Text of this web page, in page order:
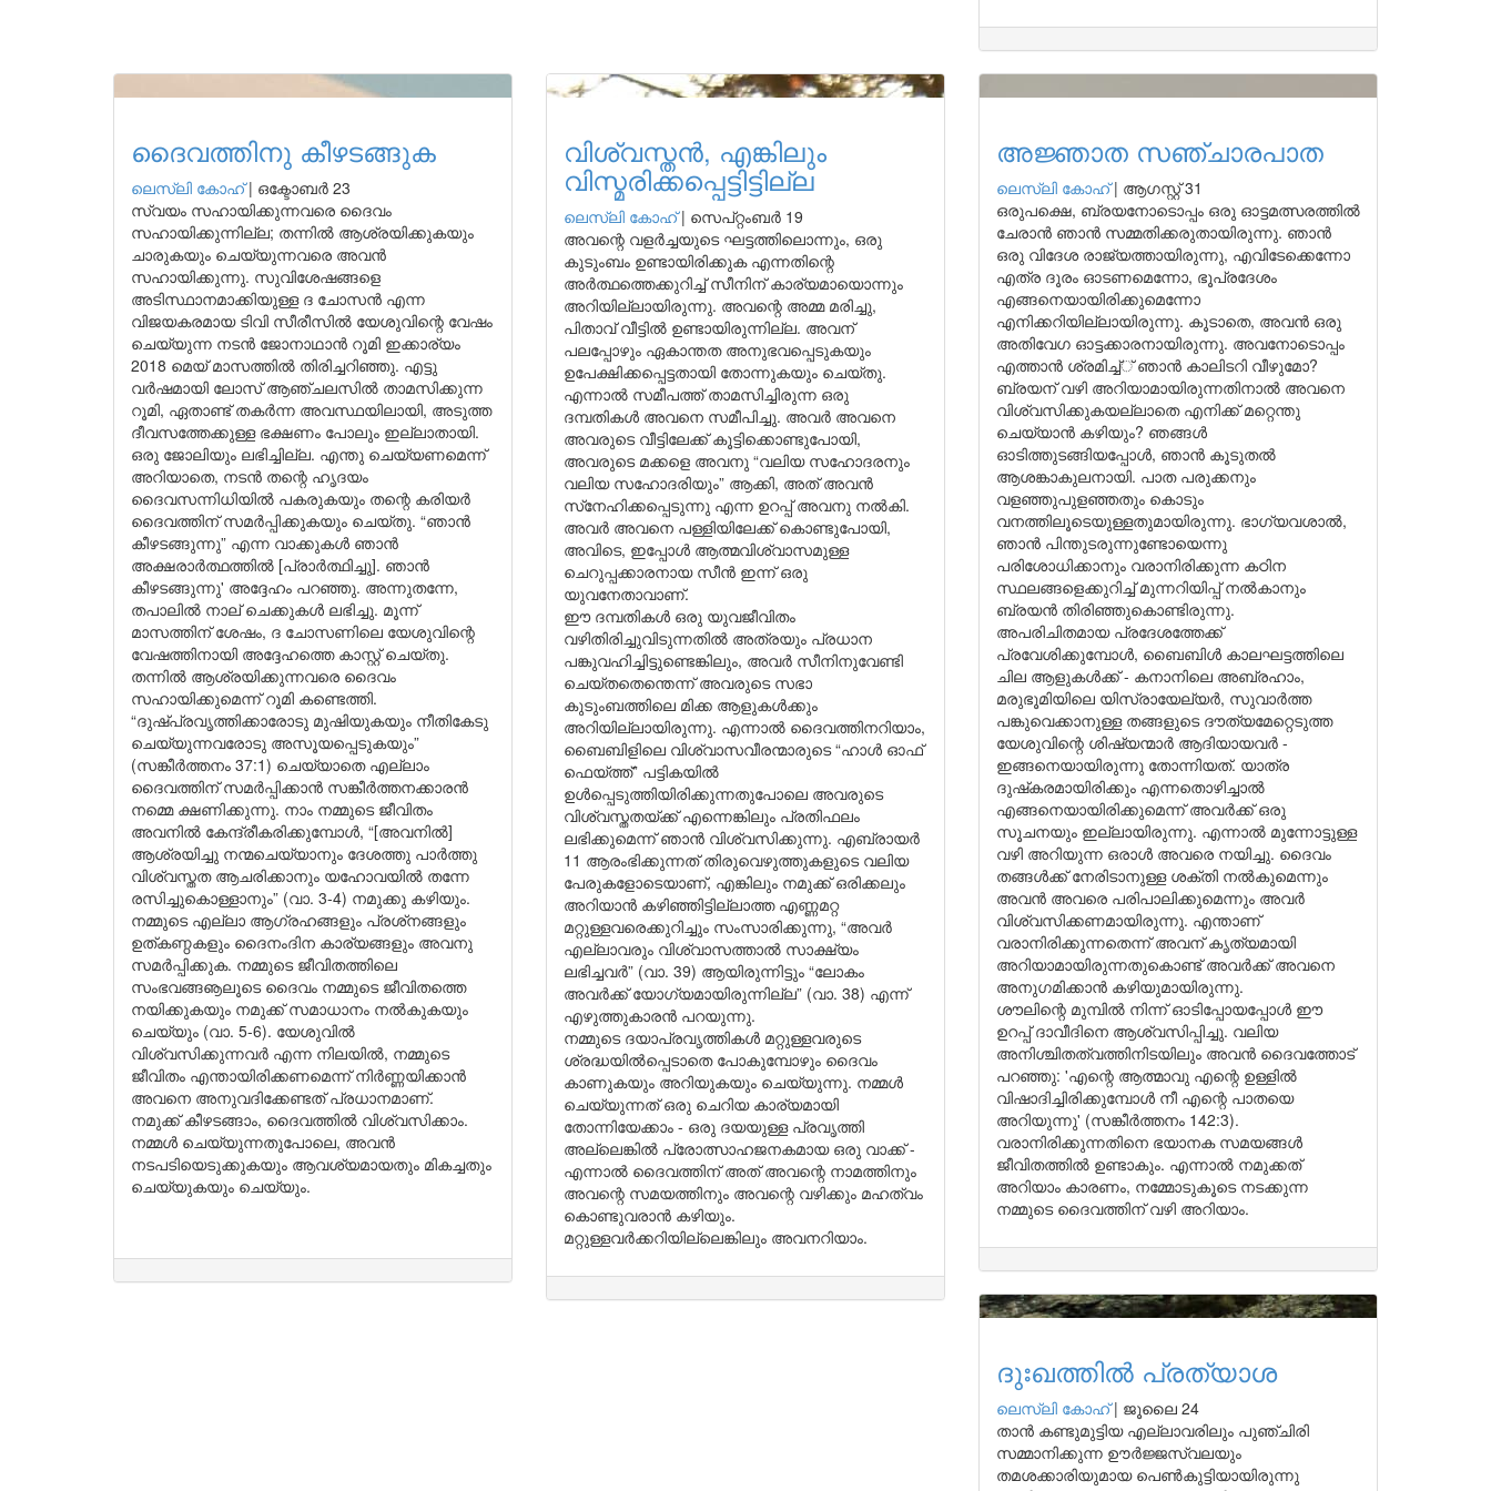
ദൈവത്തിനു കീഴടങ്ങുക
ലെസ്ലി കോഹ്| ഒക്ടോബർ 23
സ്വയം സഹായിക്കുന്നവരെ ദൈവം
സഹായിക്കുന്നില്ല; തന്നിൽ ആശ്രയിക്കുകയും
ചാരുകയും ചെയ്യുന്നവരെ അവൻ
സഹായിക്കുന്നു. സുവിശേഷങ്ങളെ
അടിസ്ഥാനമാക്കിയുള്ള ദ ചോസൻ എന്ന
വിജയകരമായ ടിവി സീരീസിൽ യേശുവിന്റെ വേഷം
ചെയ്യുന്ന നടൻ ജോനാഥാൻ റൂമി ഇക്കാര്യം
2018 മെയ് മാസത്തിൽ തിരിച്ചറിഞ്ഞു. എട്ടു
വർഷമായി ലോസ് ആഞ്ചലസിൽ താമസിക്കുന്ന
റൂമി, ഏതാണ്ട് തകർന്ന അവസ്ഥയിലായി, അടുത്ത
ദീവസത്തേക്കുള്ള ഭക്ഷണം പോലും ഇല്ലാതായി.
ഒരു ജോലിയും ലഭിച്ചില്ല. എന്തു ചെയ്യണമെന്ന്
അറിയാതെ, നടൻ തന്റെ ഹൃദയം
ദൈവസന്നിധിയിൽ പകരുകയും തന്റെ കരിയർ
ദൈവത്തിന് സമർപ്പിക്കുകയും ചെയ്തു. “ഞാൻ
കീഴടങ്ങുന്നു” എന്ന വാക്കുകൾ ഞാൻ
അക്ഷരാർത്ഥത്തിൽ [പ്രാർത്ഥിച്ചു]. ഞാൻ
കീഴടങ്ങുന്നു' അദ്ദേഹം പറഞ്ഞു. അന്നുതന്നേ,
തപാലിൽ നാല് ചെക്കുകൾ ലഭിച്ചു. മൂന്ന്
മാസത്തിന് ശേഷം, ദ ചോസണിലെ യേശുവിന്റെ
വേഷത്തിനായി അദ്ദേഹത്തെ കാസ്റ്റ് ചെയ്തു.
തന്നിൽ ആശ്രയിക്കുന്നവരെ ദൈവം
സഹായിക്കുമെന്ന് റൂമി കണ്ടെത്തി.
“ദുഷ്പ്രവൃത്തിക്കാരോടു മുഷിയുകയും നീതികേടു
ചെയ്യുന്നവരോടു അസൂയപ്പെടുകയും”
(സങ്കീർത്തനം 37:1) ചെയ്യാതെ എല്ലാം
ദൈവത്തിന് സമർപ്പിക്കാൻ സങ്കീർത്തനക്കാരൻ
നമ്മെ ക്ഷണിക്കുന്നു. നാം നമ്മുടെ ജീവിതം
അവനിൽ കേന്ദ്രീകരിക്കുമ്പോൾ, “[അവനിൽ]
ആശ്രയിച്ചു നന്മചെയ്യാനും ദേശത്തു പാർത്തു
വിശ്വസ്തത ആചരിക്കാനും യഹോവയിൽ തന്നേ
രസിച്ചുകൊള്ളാനും” (വാ. 3-4) നമുക്കു കഴിയും.
നമ്മുടെ എല്ലാ ആഗ്രഹങ്ങളും പ്രശ്‌നങ്ങളും
ഉത്കണ്ഠകളും ദൈനംദിന കാര്യങ്ങളും അവനു
സമർപ്പിക്കുക. നമ്മുടെ ജീവിതത്തിലെ
സംഭവങ്ങൡലൂടെ ദൈവം നമ്മുടെ ജീവിതത്തെ
നയിക്കുകയും നമുക്ക് സമാധാനം നൽകുകയും
ചെയ്യും (വാ. 5-6). യേശുവിൽ
വിശ്വസിക്കുന്നവർ എന്ന നിലയിൽ, നമ്മുടെ
ജീവിതം എന്തായിരിക്കണമെന്ന് നിർണ്ണയിക്കാൻ
അവനെ അനുവദിക്കേണ്ടത് പ്രധാനമാണ്.
നമുക്ക് കീഴടങ്ങാം, ദൈവത്തിൽ വിശ്വസിക്കാം.
നമ്മൾ ചെയ്യുന്നതുപോലെ, അവൻ
നടപടിയെടുക്കുകയും ആവശ്യമായതും മികച്ചതും
ചെയ്യുകയും ചെയ്യും.
വിശ്വസ്തൻ, എങ്കിലും
വിസ്മരിക്കപ്പെട്ടിട്ടില്ല
ലെസ്ലി കോഹ്| സെപ്റ്റംബർ 19
അവന്റെ വളർച്ചയുടെ ഘട്ടത്തിലൊന്നും, ഒരു
കുടുംബം ഉണ്ടായിരിക്കുക എന്നതിന്റെ
അർത്ഥത്തെക്കുറിച്ച് സീനിന് കാര്യമായൊന്നും
അറിയില്ലായിരുന്നു. അവന്റെ അമ്മ മരിച്ചു,
പിതാവ് വീട്ടിൽ ഉണ്ടായിരുന്നില്ല. അവന്
പലപ്പോഴും ഏകാന്തത അനുഭവപ്പെടുകയും
ഉപേക്ഷിക്കപ്പെട്ടതായി തോന്നുകയും ചെയ്തു.
എന്നാൽ സമീപത്ത് താമസിച്ചിരുന്ന ഒരു
ദമ്പതികൾ അവനെ സമീപിച്ചു. അവർ അവനെ
അവരുടെ വീട്ടിലേക്ക് കൂട്ടിക്കൊണ്ടുപോയി,
അവരുടെ മക്കളെ അവനു “വലിയ സഹോദരനും
വലിയ സഹോദരിയും” ആക്കി, അത് അവൻ
സ്‌നേഹിക്കപ്പെടുന്നു എന്ന ഉറപ്പ് അവനു നൽകി.
അവർ അവനെ പള്ളിയിലേക്ക് കൊണ്ടുപോയി,
അവിടെ, ഇപ്പോൾ ആത്മവിശ്വാസമുള്ള
ചെറുപ്പക്കാരനായ സീൻ ഇന്ന് ഒരു
യുവനേതാവാണ്.
ഈ ദമ്പതികൾ ഒരു യുവജീവിതം
വഴിതിരിച്ചുവിടുന്നതിൽ അത്രയും പ്രധാന
പങ്കുവഹിച്ചിട്ടുണ്ടെങ്കിലും, അവർ സീനിനുവേണ്ടി
ചെയ്തതെന്തെന്ന് അവരുടെ സഭാ
കുടുംബത്തിലെ മിക്ക ആളുകൾക്കും
അറിയില്ലായിരുന്നു. എന്നാൽ ദൈവത്തിനറിയാം,
ബൈബിളിലെ വിശ്വാസവീരന്മാരുടെ “ഹാൾ ഓഫ്
ഫെയ്ത്ത്” പട്ടികയിൽ
ഉൾപ്പെടുത്തിയിരിക്കുന്നതുപോലെ അവരുടെ
വിശ്വസ്തതയ്ക്ക് എന്നെങ്കിലും പ്രതിഫലം
ലഭിക്കുമെന്ന് ഞാൻ വിശ്വസിക്കുന്നു. എബ്രായർ
11 ആരംഭിക്കുന്നത് തിരുവെഴുത്തുകളുടെ വലിയ
പേരുകളോടെയാണ്, എങ്കിലും നമുക്ക് ഒരിക്കലും
അറിയാൻ കഴിഞ്ഞിട്ടില്ലാത്ത എണ്ണമറ്റ
മറ്റുള്ളവരെക്കുറിച്ചും സംസാരിക്കുന്നു, “അവർ
എല്ലാവരും വിശ്വാസത്താൽ സാക്ഷ്യം
ലഭിച്ചവർ” (വാ. 39) ആയിരുന്നിട്ടും “ലോകം
അവർക്ക് യോഗ്യമായിരുന്നില്ല” (വാ. 38) എന്ന്
എഴുത്തുകാരൻ പറയുന്നു.
നമ്മുടെ ദയാപ്രവൃത്തികൾ മറ്റുള്ളവരുടെ
ശ്രദ്ധയിൽപ്പെടാതെ പോകുമ്പോഴും ദൈവം
കാണുകയും അറിയുകയും ചെയ്യുന്നു. നമ്മൾ
ചെയ്യുന്നത് ഒരു ചെറിയ കാര്യമായി
തോന്നിയേക്കാം - ഒരു ദയയുള്ള പ്രവൃത്തി
അല്ലെങ്കിൽ പ്രോത്സാഹജനകമായ ഒരു വാക്ക് -
എന്നാൽ ദൈവത്തിന് അത് അവന്റെ നാമത്തിനും
അവന്റെ സമയത്തിനും അവന്റെ വഴിക്കും മഹത്വം
കൊണ്ടുവരാൻ കഴിയും.
മറ്റുള്ളവർക്കറിയില്ലെങ്കിലും അവനറിയാം.
അജ്ഞാത സഞ്ചാരപാത
ലെസ്ലി കോഹ്| ആഗസ്റ്റ് 31
ഒരുപക്ഷെ, ബ്രയനോടൊപ്പം ഒരു ഓട്ടമത്സരത്തിൽ
ചേരാൻ ഞാൻ സമ്മതിക്കരുതായിരുന്നു. ഞാൻ
ഒരു വിദേശ രാജ്യത്തായിരുന്നു, എവിടേക്കെന്നോ
എത്ര ദൂരം ഓടണമെന്നോ, ഭൂപ്രദേശം
എങ്ങനെയായിരിക്കുമെന്നോ
എനിക്കറിയില്ലായിരുന്നു. കൂടാതെ, അവൻ ഒരു
അതിവേഗ ഓട്ടക്കാരനായിരുന്നു. അവനോടൊപ്പം
എത്താൻ ശ്രമിച്ച്് ഞാൻ കാലിടറി വീഴുമോ?
ബ്രയന് വഴി അറിയാമായിരുന്നതിനാൽ അവനെ
വിശ്വസിക്കുകയല്ലാതെ എനിക്ക് മറ്റെന്തു
ചെയ്യാൻ കഴിയും? ഞങ്ങൾ
ഓടിത്തുടങ്ങിയപ്പോൾ, ഞാൻ കൂടുതൽ
ആശങ്കാകുലനായി. പാത പരുക്കനും
വളഞ്ഞുപുളഞ്ഞതും കൊടും
വനത്തിലൂടെയുള്ളതുമായിരുന്നു. ഭാഗ്യവശാൽ,
ഞാൻ പിന്തുടരുന്നുണ്ടോയെന്നു
പരിശോധിക്കാനും വരാനിരിക്കുന്ന കഠിന
സ്ഥലങ്ങളെക്കുറിച്ച് മുന്നറിയിപ്പ് നൽകാനും
ബ്രയൻ തിരിഞ്ഞുകൊണ്ടിരുന്നു.
അപരിചിതമായ പ്രദേശത്തേക്ക്
പ്രവേശിക്കുമ്പോൾ, ബൈബിൾ കാലഘട്ടത്തിലെ
ചില ആളുകൾക്ക് - കനാനിലെ അബ്രഹാം,
മരുഭൂമിയിലെ യിസ്രായേല്യർ, സുവാർത്ത
പങ്കുവെക്കാനുള്ള തങ്ങളുടെ ദൗത്യമേറ്റെടുത്ത
യേശുവിന്റെ ശിഷ്യന്മാർ ആദിയായവർ -
ഇങ്ങനെയായിരുന്നു തോന്നിയത്. യാത്ര
ദുഷ്‌കരമായിരിക്കും എന്നതൊഴിച്ചാൽ
എങ്ങനെയായിരിക്കുമെന്ന് അവർക്ക് ഒരു
സൂചനയും ഇല്ലായിരുന്നു. എന്നാൽ മുന്നോട്ടുള്ള
വഴി അറിയുന്ന ഒരാൾ അവരെ നയിച്ചു. ദൈവം
തങ്ങൾക്ക് നേരിടാനുള്ള ശക്തി നൽകുമെന്നും
അവൻ അവരെ പരിപാലിക്കുമെന്നും അവർ
വിശ്വസിക്കണമായിരുന്നു. എന്താണ്
വരാനിരിക്കുന്നതെന്ന് അവന് കൃത്യമായി
അറിയാമായിരുന്നതുകൊണ്ട് അവർക്ക് അവനെ
അനുഗമിക്കാൻ കഴിയുമായിരുന്നു.
ശൗലിന്റെ മുമ്പിൽ നിന്ന് ഓടിപ്പോയപ്പോൾ ഈ
ഉറപ്പ് ദാവീദിനെ ആശ്വസിപ്പിച്ചു. വലിയ
അനിശ്ചിതത്വത്തിനിടയിലും അവൻ ദൈവത്തോട്
പറഞ്ഞു: 'എന്റെ ആത്മാവു എന്റെ ഉള്ളിൽ
വിഷാദിച്ചിരിക്കുമ്പോൾ നീ എന്റെ പാതയെ
അറിയുന്നു' (സങ്കീർത്തനം 142:3).
വരാനിരിക്കുന്നതിനെ ഭയാനക സമയങ്ങൾ
ജീവിതത്തിൽ ഉണ്ടാകും. എന്നാൽ നമുക്കത്
അറിയാം കാരണം, നമ്മോടുകൂടെ നടക്കുന്ന
നമ്മുടെ ദൈവത്തിന് വഴി അറിയാം.
ദുഃഖത്തിൽ പ്രത്യാശ
ലെസ്ലി കോഹ്| ജൂലൈ 24
താൻ കണ്ടുമുട്ടിയ എല്ലാവരിലും പുഞ്ചിരി
സമ്മാനിക്കുന്ന ഊർജ്ജസ്വലയും
തമശക്കാരിയുമായ പെൺകുട്ടിയായിരുന്നു